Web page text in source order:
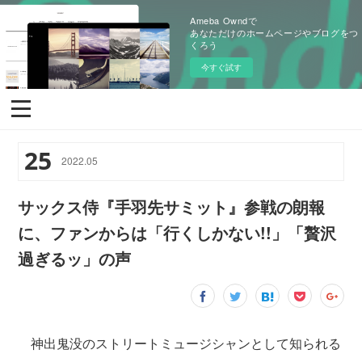
Ameba Owndで
あなただけのホームページやブログをつ
くろう
今すぐ試す
25 2022.05
サックス侍『手羽先サミット』参戦の朗報
に、ファンからは「行くしかない!!」「贅沢
過ぎるッ」の声
神出鬼没のストリートミュージシャンとして知られる